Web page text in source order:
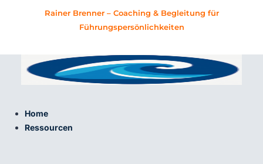
Rainer Brenner – Coaching & Begleitung für
Führungspersönlichkeiten
Home
Ressourcen